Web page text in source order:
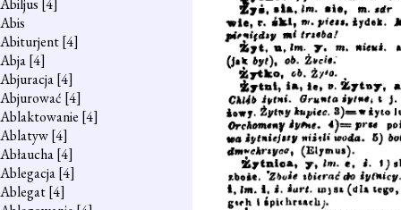
Abiljus [4]
Abis
Abiturjent[4]
Abja[4]
Abjuracja[4]
Abjurować [4]
Ablaktowanie [4]
Ablatyw[4]
Abłaucha[4]
Ablegacja[4]
Ablegat[4]